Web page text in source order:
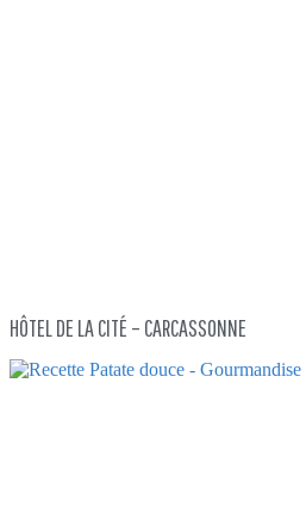
HÔTEL DE LA CITÉ – CARCASSONNE